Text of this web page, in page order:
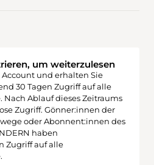
um weiterzulesen
und erhalten Sie
30 Tagen Zugriff auf alle
Nach Ablauf dieses Zeitraums
Zugriff. Gönner:innen der
oder Abonnent:innen des
haben
Zugriff auf alle